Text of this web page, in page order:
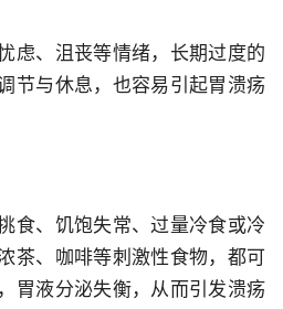
虑、沮丧等情绪，长期过度的
节与休息，也容易引起胃溃疡
食、饥饱失常、过量冷食或冷
茶、咖啡等刺激性食物，都可
胃液分泌失衡，从而引发溃疡